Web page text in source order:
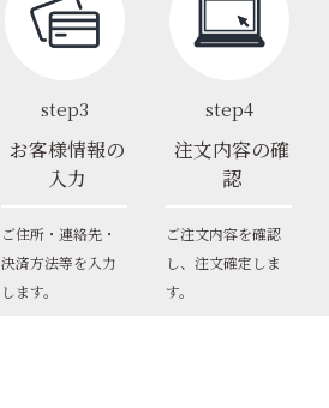
step3
お客様情報の
入力
ご住所・連絡先・
決済方法等を入力
します。
step4
注文内容の確
認
ご注文内容を確認
し、注文確定しま
す。